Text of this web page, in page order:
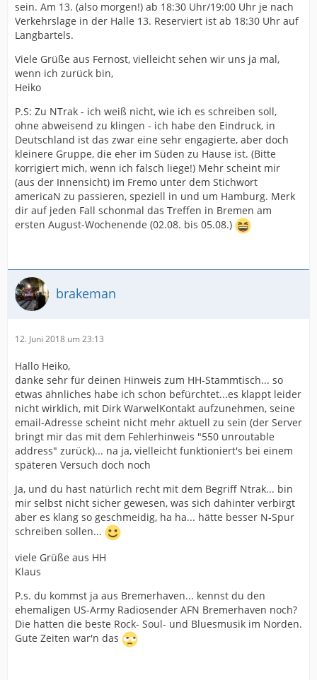
sein. Am 13. (also morgen!) ab 18:30 Uhr/19:00 Uhr je nach
Verkehrslage in der Halle 13. Reserviert ist ab 18:30 Uhr auf
Langbartels.
Viele Grüße aus Fernost, vielleicht sehen wir uns ja mal,
wenn ich zurück bin,
Heiko
P.S: Zu NTrak - ich weiß nicht, wie ich es schreiben soll,
ohne abweisend zu klingen - ich habe den Eindruck, in
Deutschland ist das zwar eine sehr engagierte, aber doch
kleinere Gruppe, die eher im Süden zu Hause ist. (Bitte
korrigiert mich, wenn ich falsch liege!) Mehr scheint mir
(aus der Innensicht) im Fremo unter dem Stichwort
americaN zu passieren, speziell in und um Hamburg. Merk
dir auf jeden Fall schonmal das Treffen in Bremen am
ersten August-Wochenende (02.08. bis 05.08.)
brakeman
12. Juni 2018 um 23:13
Hallo Heiko,
danke sehr für deinen Hinweis zum HH-Stammtisch... so
etwas ähnliches habe ich schon befürchtet...es klappt leider
nicht wirklich, mit Dirk WarwelKontakt aufzunehmen, seine
email-Adresse scheint nicht mehr aktuell zu sein (der Server
bringt mir das mit dem Fehlerhinweis "550 unroutable
address" zurück)... na ja, vielleicht funktioniert's bei einem
späteren Versuch doch noch
Ja, und du hast natürlich recht mit dem Begriff Ntrak... bin
mir selbst nicht sicher gewesen, was sich dahinter verbirgt
aber es klang so geschmeidig, ha ha... hätte besser N-Spur
schreiben sollen...
viele Grüße aus HH
Klaus
P.s. du kommst ja aus Bremerhaven... kennst du den
ehemaligen US-Army Radiosender AFN Bremerhaven noch?
Die hatten die beste Rock- Soul- und Bluesmusik im Norden.
Gute Zeiten war'n das